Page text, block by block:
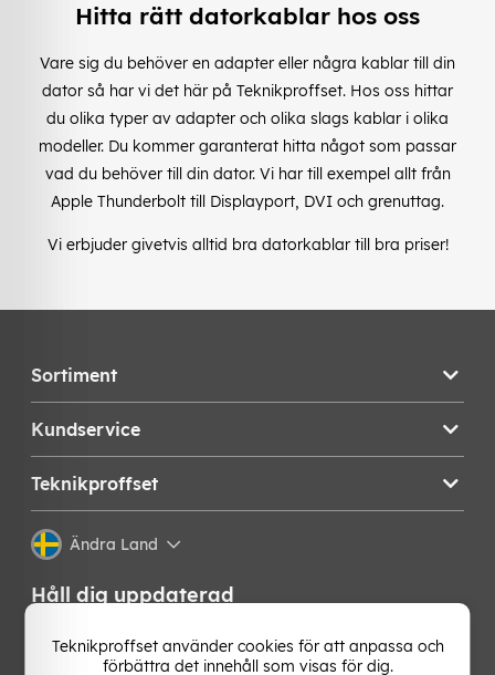
Hitta rätt datorkablar hos oss
Vare sig du behöver en adapter eller några kablar till din
dator så har vi det här på Teknikproffset. Hos oss hittar
du olika typer av adapter och olika slags kablar i olika
modeller. Du kommer garanterat hitta något som passar
vad du behöver till din dator. Vi har till exempel allt från
Apple Thunderbolt till Displayport, DVI och grenuttag.
Vi erbjuder givetvis alltid bra datorkablar till bra priser!
Sortiment
Kundservice
Teknikproffset
Ändra Land
Håll dig uppdaterad
Få de senaste nyheterna, hetaste erbjudandena och
bästa tipsen från oss direkt i din mejlkorg. Signa upp på
Teknikproffset använder cookies för att anpassa och
förbättra det innehåll som visas för dig.